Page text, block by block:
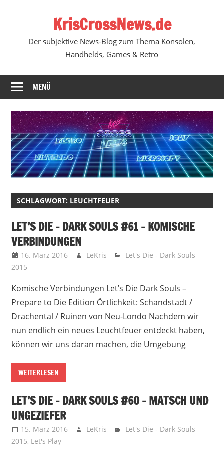
KrisCrossNews.de
Der subjektive News-Blog zum Thema Konsolen,
Handhelds, Games & Retro
MENÜ
SCHLAGWORT: LEUCHTFEUER
LET’S DIE – DARK SOULS #61 – KOMISCHE
VERBINDUNGEN
16. März 2016 LeKris
Let's Die - Dark Souls
2015
Komische Verbindungen Let’s Die Dark Souls –
Prepare to Die Edition Örtlichkeit: Schandstadt /
Drachental / Ruinen von Neu-Londo Nachdem wir
nun endlich ein neues Leuchtfeuer entdeckt haben,
können wir uns daran machen, die Umgebung
WEITERLESEN
LET’S DIE – DARK SOULS #60 – MATSCH UND
UNGEZIEFER
15. März 2016 LeKris
Let's Die - Dark Souls
2015, Let's Play